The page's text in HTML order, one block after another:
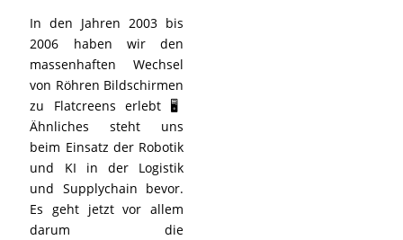
In den Jahren 2003 bis
2006 haben wir den
massenhaften Wechsel
von Röhren Bildschirmen
zu Flatcreens erlebt 🖥️
Ähnliches steht uns
beim Einsatz der Robotik
und KI in der Logistik
und Supplychain bevor.
Es geht jetzt vor allem
darum die